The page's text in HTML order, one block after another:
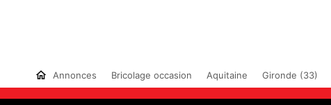
Annonces Bricolage occasion Aquitaine Gironde (33)